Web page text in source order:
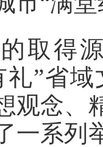
得源
礼”省
观念、
一系列